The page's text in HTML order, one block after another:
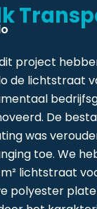
project
de lichtstraat
De
was
toe. We
lichtstraat
polyester